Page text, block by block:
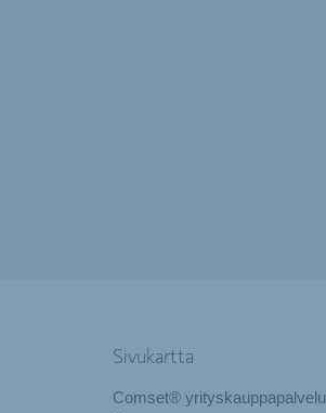
Sivukartta
Comset® yrityskauppapalvelu